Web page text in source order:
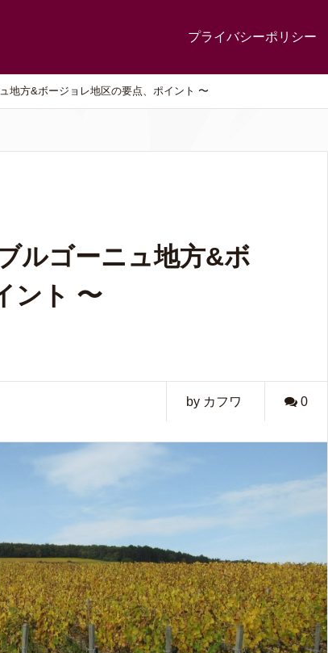
プライバシーポリシー
地方&ボージョレ地区の要点、ポイント 〜
ルゴーニュ地方&ボ
ント 〜
by カフワ 0